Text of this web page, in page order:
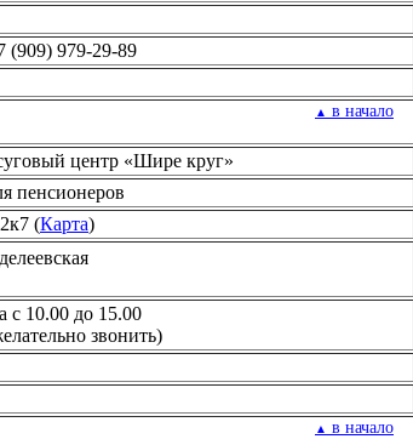
(909) 979-29-89
▲ в начало
центр «Шире круг»
пенсионеров
(Карта)
с 10.00 до 15.00
звонить)
▲ в начало